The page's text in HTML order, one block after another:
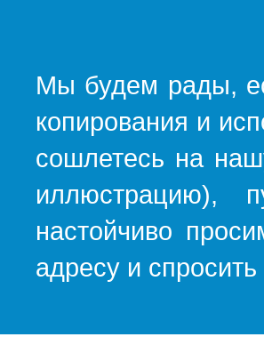
Мы будем рады,
копирования и
сошлетесь на
иллюстрацию),
настойчиво
адресу и